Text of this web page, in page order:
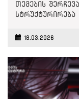
თემების
პოლიტიკასა და
18.03.2026